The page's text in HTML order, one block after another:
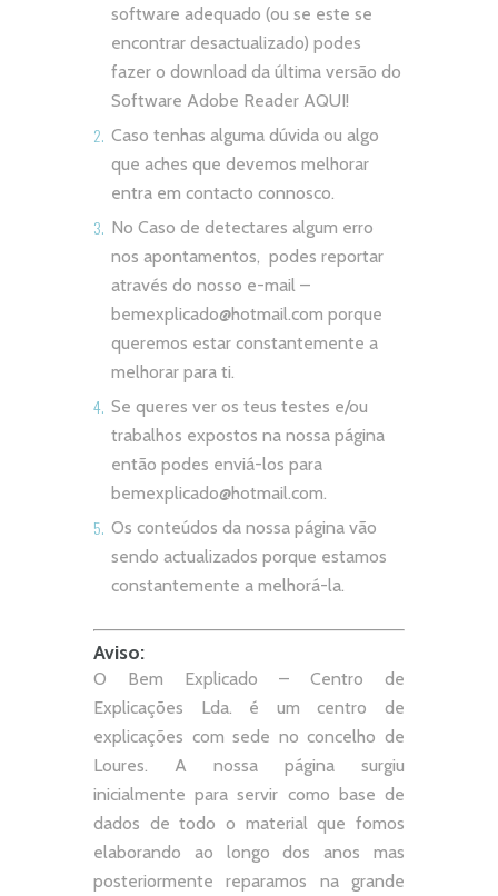
software adequado (ou se este se
encontrar desactualizado) podes
fazer o download da última versão do
Software Adobe Reader AQUI!
Caso tenhas alguma dúvida ou algo
que aches que devemos melhorar
entra em contacto connosco.
No Caso de detectares algum erro
nos apontamentos, podes reportar
através do nosso e-mail –
bemexplicado@hotmail.com porque
queremos estar constantemente a
melhorar para ti.
Se queres ver os teus testes e/ou
trabalhos expostos na nossa página
então podes enviá-los para
bemexplicado@hotmail.com.
Os conteúdos da nossa página vão
sendo actualizados porque estamos
constantemente a melhorá-la.
Aviso:
O Bem Explicado – Centro de
Explicações Lda. é um centro de
explicações com sede no concelho de
Loures. A nossa página surgiu
inicialmente para servir como base de
dados de todo o material que fomos
elaborando ao longo dos anos mas
posteriormente reparamos na grande